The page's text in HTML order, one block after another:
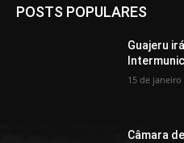
POSTS POPULARES
Guajeru
15 de janeiro
Câmara